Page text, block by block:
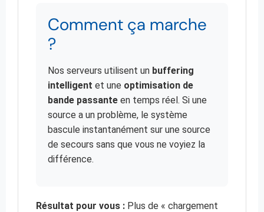
Comment ça marche
?
Nos serveurs utilisent un buffering
intelligent et une optimisation de
bande passante en temps réel. Si une
source a un problème, le système
bascule instantanément sur une source
de secours sans que vous ne voyiez la
différence.
Résultat pour vous : Plus de « chargement